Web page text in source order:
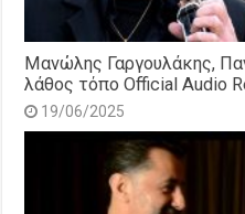
Μανώλης Γαργουλάκης,
λάθος τόπο Official Audio
19/06/2025